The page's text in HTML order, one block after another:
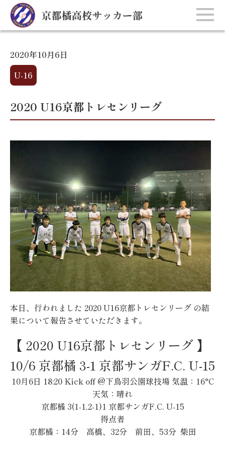
2020年10月6日
U-16
2020 U16京都トレセンリーグ
本日、行われました 2020 U16京都トレセンリーグ の結
果について報告させていただきます。
【 2020 U16京都トレセンリーグ 】
10/6 京都橘 3-1 京都サンガF.C. U-15
10月6日 18:20 Kick off @下鳥羽公園球技場 気温：16°C
天気：晴れ
京都橘 3(1-1,2-1)1 京都サンガF.C. U-15
得点者
京都橘：14分 高橋、32分 前田、53分 柴田